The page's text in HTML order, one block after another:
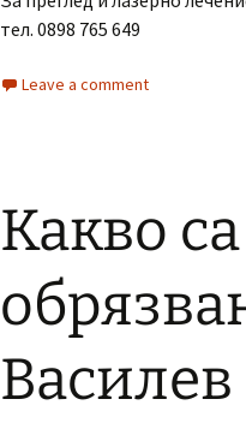
тел. 0898 765 649
Leave a comment
Какво
Василев